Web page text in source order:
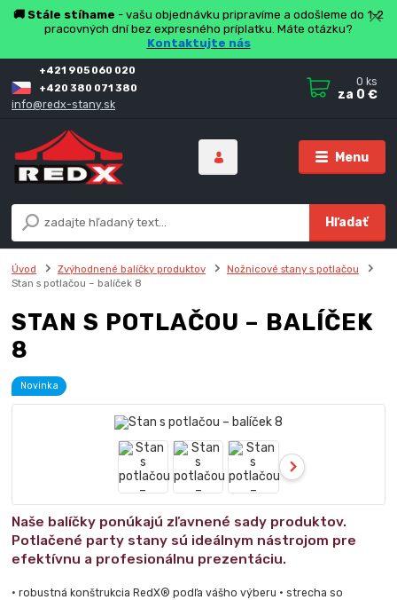
🚚 Stále stíhame - vašu objednávku pripravíme a odošleme do 1-2
pracovných dní bez expresného príplatku. Máte otázku?
Kontaktujte nás
Menu
Hľadať
+421 905 060 020
+420 380 071 380
info@redx-stany.sk
0 ks
za 0 €
Úvod Zvýhodnené balíčky produktov
Nožnicové stany s potlačou
Stan s potlačou – balíček 8
STAN S POTLAČOU – BALÍČEK
8
Novinka
Naše balíčky ponúkajú zľavnené sady produktov.
Potlačené party stany sú ideálnym nástrojom pre
efektívnu a profesionálnu prezentáciu.
• robustná konštrukcia RedX® podľa vášho výberu • strecha so